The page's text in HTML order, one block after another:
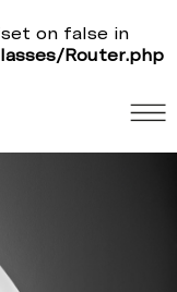
on false in
Router.php